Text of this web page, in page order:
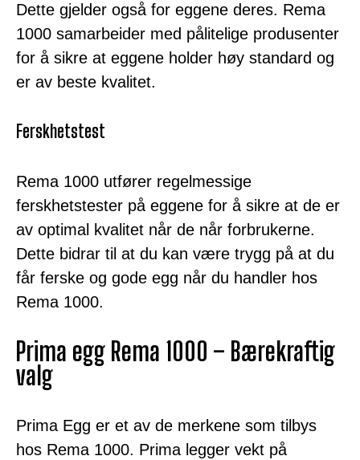
Dette gjelder også for eggene deres. Rema
1000 samarbeider med pålitelige produsenter
for å sikre at eggene holder høy standard og
er av beste kvalitet.
Ferskhetstest
Rema 1000 utfører regelmessige
ferskhetstester på eggene for å sikre at de er
av optimal kvalitet når de når forbrukerne.
Dette bidrar til at du kan være trygg på at du
får ferske og gode egg når du handler hos
Rema 1000.
Prima egg Rema 1000 – Bærekraftig
valg
Prima Egg er et av de merkene som tilbys
hos Rema 1000. Prima legger vekt på